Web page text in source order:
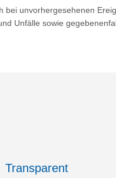
bei unvorhergesehenen
Unfälle sowie
Transparent